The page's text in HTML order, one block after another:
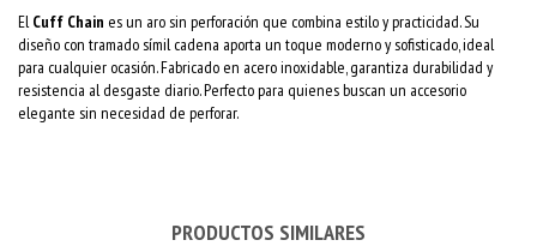
El Cuff Chain es un aro sin perforación que combina estilo y practicidad. Su
diseño con tramado símil cadena aporta un toque moderno y sofisticado, ideal
para cualquier ocasión. Fabricado en acero inoxidable, garantiza durabilidad y
resistencia al desgaste diario. Perfecto para quienes buscan un accesorio
elegante sin necesidad de perforar.
PRODUCTOS SIMILARES